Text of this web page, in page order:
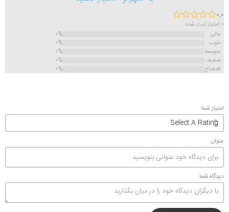
۰,۰
۰ امتیاز ثبت شده
عالی
۰%
خوب
۰%
متوسط
۰%
ضعیف
۰%
افتضاح
۰%
امتیاز شما
عنوان
دیدگاه شما